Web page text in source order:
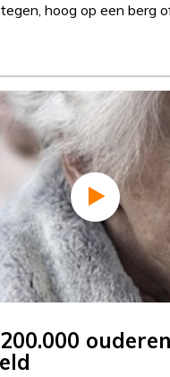
hoog op een berg
ouderen